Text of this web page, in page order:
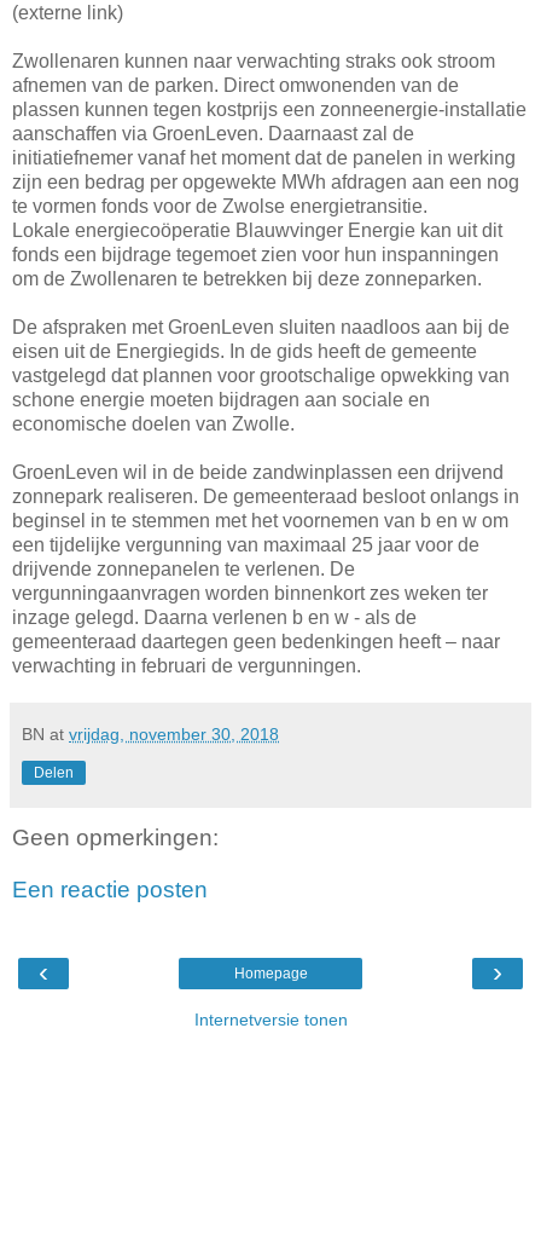
(externe link)
Zwollenaren kunnen naar verwachting straks ook stroom
afnemen van de parken. Direct omwonenden van de
plassen kunnen tegen kostprijs een zonneenergie-installatie
aanschaffen via GroenLeven. Daarnaast zal de
initiatiefnemer vanaf het moment dat de panelen in werking
zijn een bedrag per opgewekte MWh afdragen aan een nog
te vormen fonds voor de Zwolse energietransitie.
Lokale energiecoöperatie Blauwvinger Energie kan uit dit
fonds een bijdrage tegemoet zien voor hun inspanningen
om de Zwollenaren te betrekken bij deze zonneparken.
De afspraken met GroenLeven sluiten naadloos aan bij de
eisen uit de Energiegids. In de gids heeft de gemeente
vastgelegd dat plannen voor grootschalige opwekking van
schone energie moeten bijdragen aan sociale en
economische doelen van Zwolle.
GroenLeven wil in de beide zandwinplassen een drijvend
zonnepark realiseren. De gemeenteraad besloot onlangs in
beginsel in te stemmen met het voornemen van b en w om
een tijdelijke vergunning van maximaal 25 jaar voor de
drijvende zonnepanelen te verlenen. De
vergunningaanvragen worden binnenkort zes weken ter
inzage gelegd. Daarna verlenen b en w - als de
gemeenteraad daartegen geen bedenkingen heeft – naar
verwachting in februari de vergunningen.
BN at vrijdag, november 30, 2018
Delen
Geen opmerkingen:
Een reactie posten
‹ ›
Homepage
Internetversie tonen